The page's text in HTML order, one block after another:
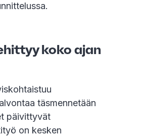
koko ajan
täsmennetään
päivittyvät
on kesken